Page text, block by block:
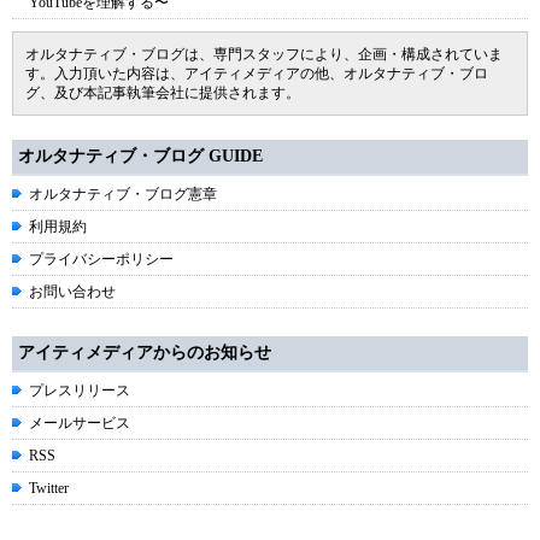
オルタナティブ・ブログは、専門スタッフにより、企画・構成されていま
す。入力頂いた内容は、アイティメディアの他、オルタナティブ・ブロ
グ、及び本記事執筆会社に提供されます。
オルタナティブ・ブログ GUIDE
オルタナティブ・ブログ憲章
利用規約
プライバシーポリシー
お問い合わせ
アイティメディアからのお知らせ
プレスリリース
メールサービス
RSS
Twitter